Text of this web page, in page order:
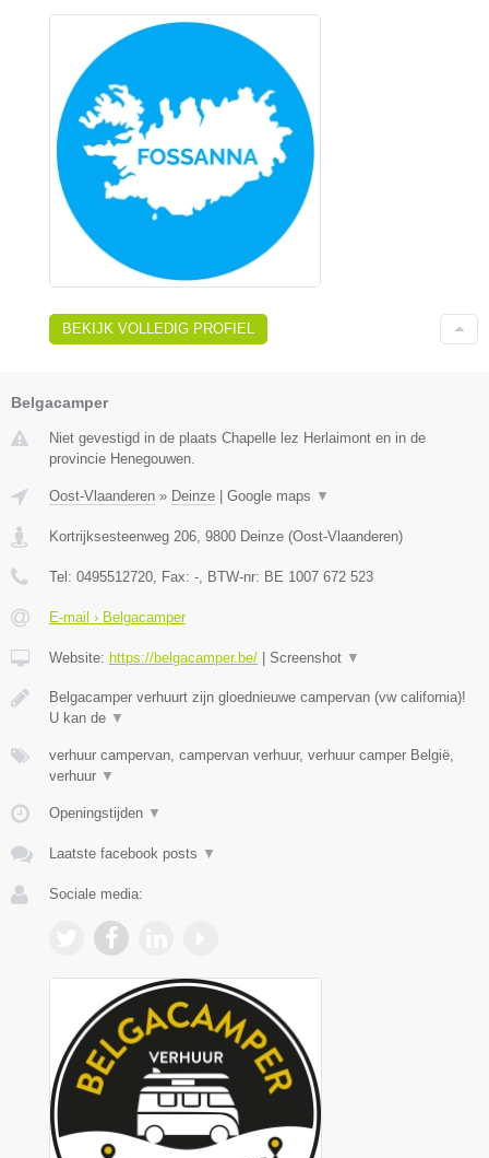
BEKIJK VOLLEDIG PROFIEL
Belgacamper
Niet gevestigd in de plaats Chapelle lez Herlaimont en in de
provincie Henegouwen.
Oost-Vlaanderen » Deinze Google maps ▼
Kortrijksesteenweg 206, 9800 Deinze (Oost-Vlaanderen)
Tel: 0495512720, Fax: -, BTW-nr: BE 1007 672 523
E-mail › Belgacamper
Website: https://belgacamper.be/ Screenshot ▼
Belgacamper verhuurt zijn gloednieuwe campervan (vw california)!
U kan de ▼
verhuur campervan, campervan verhuur, verhuur camper België,
verhuur ▼
Openingstijden ▼
Laatste facebook posts ▼
Sociale media: